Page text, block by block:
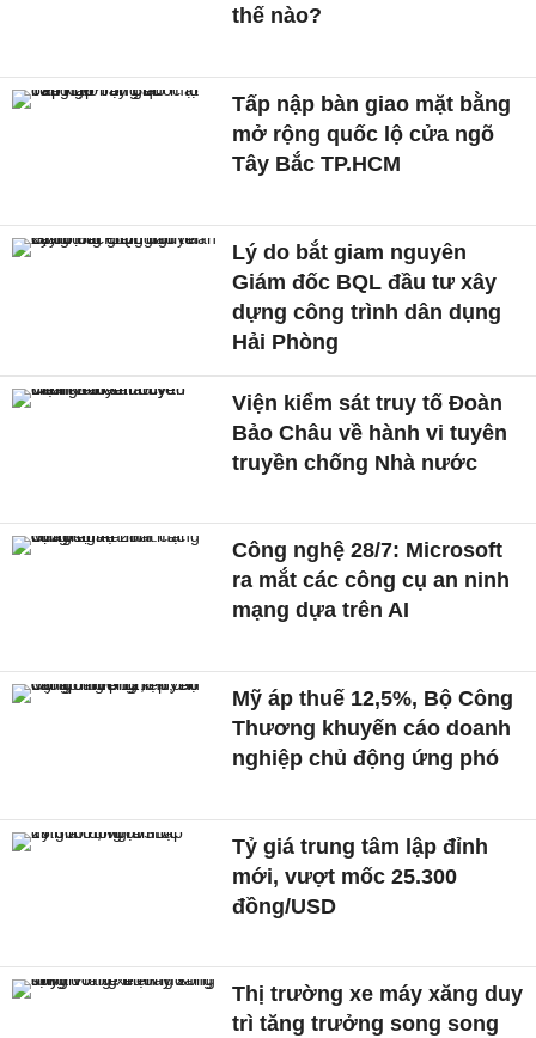
thế nào?
Tấp nập bàn giao mặt bằng
mở rộng quốc lộ cửa ngõ
Tây Bắc TP.HCM
Lý do bắt giam nguyên
Giám đốc BQL đầu tư xây
dựng công trình dân dụng
Hải Phòng
Viện kiểm sát truy tố Đoàn
Bảo Châu về hành vi tuyên
truyền chống Nhà nước
Công nghệ 28/7: Microsoft
ra mắt các công cụ an ninh
mạng dựa trên AI
Mỹ áp thuế 12,5%, Bộ Công
Thương khuyến cáo doanh
nghiệp chủ động ứng phó
Tỷ giá trung tâm lập đỉnh
mới, vượt mốc 25.300
đồng/USD
Thị trường xe máy xăng duy
trì tăng trưởng song song